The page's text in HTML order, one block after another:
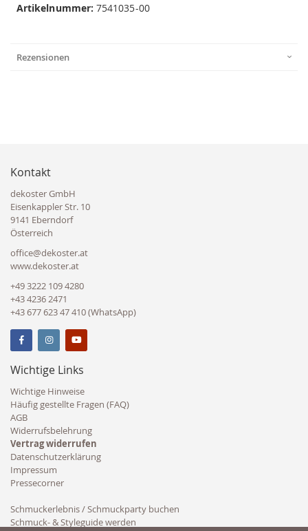
Artikelnummer: 7541035-00
Rezensionen
Kontakt
dekoster GmbH
Eisenkappler Str. 10
9141 Eberndorf
Österreich
office@dekoster.at
www.dekoster.at
+49 3222 109 4280
+43 4236 2471
+43 677 623 47 410 (WhatsApp)
Wichtige Links
Wichtige Hinweise
Häufig gestellte Fragen (FAQ)
AGB
Widerrufsbelehrung
Vertrag widerrufen
Datenschutzerklärung
Impressum
Pressecorner
Schmuckerlebnis / Schmuckparty buchen
Schmuck- & Styleguide werden